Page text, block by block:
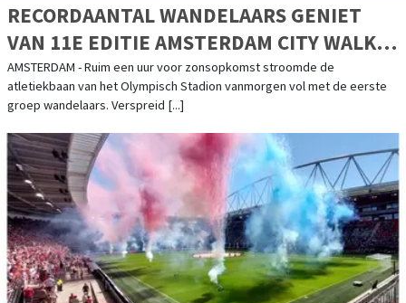
RECORDAANTAL WANDELAARS GENIET
VAN 11E EDITIE AMSTERDAM CITY WALK
IN HERFSTZON
AMSTERDAM - Ruim een uur voor zonsopkomst stroomde de
atletiekbaan van het Olympisch Stadion vanmorgen vol met de eerste
groep wandelaars. Verspreid [...]